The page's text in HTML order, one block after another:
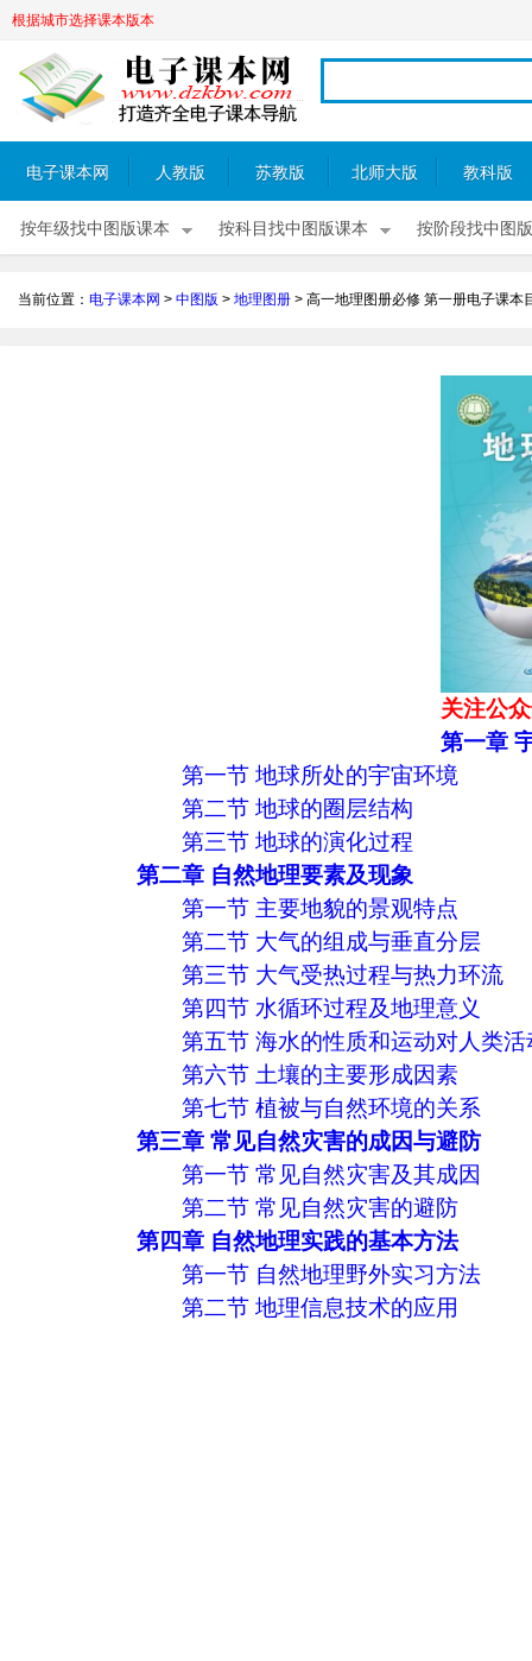
根据城市选择课本版本
电子课本网 人教版 苏教版 北师大版 教科版
按年级找中图版课本 按科目找中图版课本 按阶段找中图
当前位置： 电子课本网 > 中图版 > 地理图册 > 高一地理图册必修 第一册电子课本
关注公
第一章
第一节 地球所处的宇宙环境
第二节 地球的圈层结构
第三节 地球的演化过程
第二章 自然地理要素及现象
第一节 主要地貌的景观特点
第二节 大气的组成与垂直分层
第三节 大气受热过程与热力环流
第四节 水循环过程及地理意义
第五节 海水的性质和运动对人类
第六节 土壤的主要形成因素
第七节 植被与自然环境的关系
第三章 常见自然灾害的成因与避防
第一节 常见自然灾害及其成因
第二节 常见自然灾害的避防
第四章 自然地理实践的基本方法
第一节 自然地理野外实习方法
第二节 地理信息技术的应用